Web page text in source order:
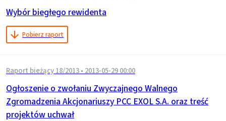
Wybór biegłego rewidenta
Pobierz raport
Raport bieżący 18/2013 • 2013-05-29 00:00
Ogłoszenie o zwołaniu Zwyczajnego Walnego
Zgromadzenia Akcjonariuszy PCC EXOL S.A. oraz treść
projektów uchwał